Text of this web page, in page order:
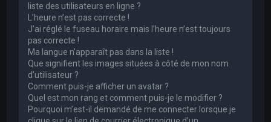
liste des utilisateurs en ligne ?
L’heure n’est pas correcte !
J’ai réglé le fuseau horaire mais l’heure n’est toujours
pas correcte !
Ma langue n’apparaît pas dans la liste !
Que signifient les images situées à côté de mon nom
d’utilisateur ?
Comment puis-je afficher un avatar ?
Quel est mon rang et comment puis-je le modifier ?
Pourquoi m’est-il demandé de me connecter lorsque je